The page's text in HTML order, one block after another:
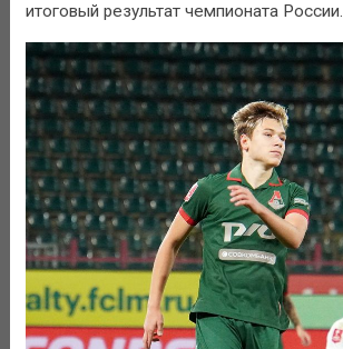
итоговый результат чемпионата России.